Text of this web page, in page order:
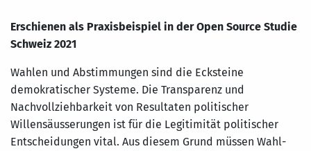
Erschienen als Praxisbeispiel in der Open Source Studie
Schweiz 2021
Wahlen und Abstimmungen sind die Ecksteine
demokratischer Systeme. Die Transparenz und
Nachvollziehbarkeit von Resultaten politischer
Willensäusserungen ist für die Legitimität politischer
Entscheidungen vital. Aus diesem Grund müssen Wahl-